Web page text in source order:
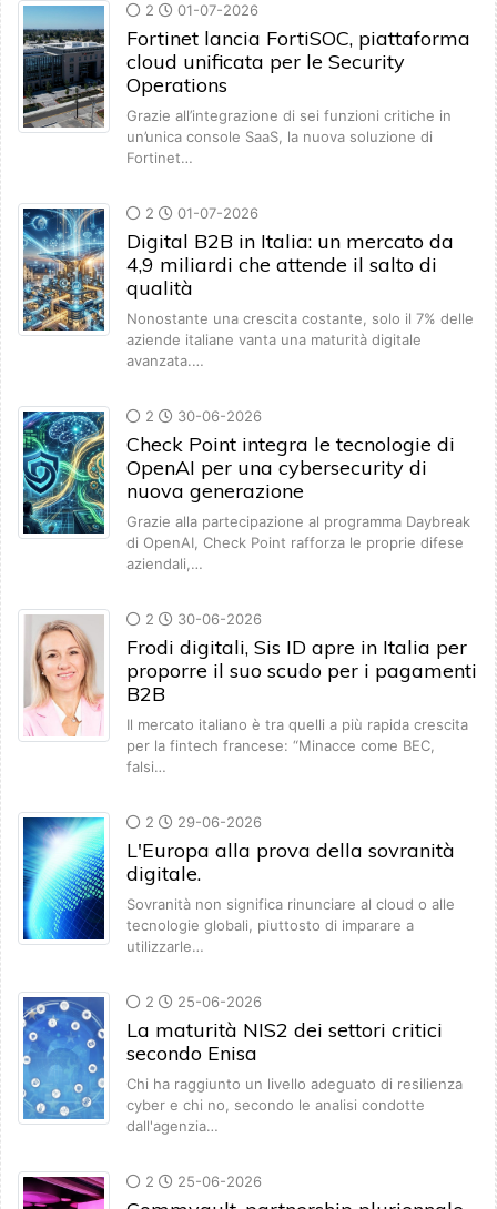
2 01-07-2026
Fortinet lancia FortiSOC, piattaforma
cloud unificata per le Security
Operations
Grazie all’integrazione di sei funzioni critiche in
un’unica console SaaS, la nuova soluzione di
Fortinet…
2 01-07-2026
Digital B2B in Italia: un mercato da
4,9 miliardi che attende il salto di
qualità
Nonostante una crescita costante, solo il 7% delle
aziende italiane vanta una maturità digitale
avanzata.…
2 30-06-2026
Check Point integra le tecnologie di
OpenAI per una cybersecurity di
nuova generazione
Grazie alla partecipazione al programma Daybreak
di OpenAI, Check Point rafforza le proprie difese
aziendali,…
2 30-06-2026
Frodi digitali, Sis ID apre in Italia per
proporre il suo scudo per i pagamenti
B2B
Il mercato italiano è tra quelli a più rapida crescita
per la fintech francese: “Minacce come BEC,
falsi…
2 29-06-2026
L'Europa alla prova della sovranità
digitale.
Sovranità non significa rinunciare al cloud o alle
tecnologie globali, piuttosto di imparare a
utilizzarle…
2 25-06-2026
La maturità NIS2 dei settori critici
secondo Enisa
Chi ha raggiunto un livello adeguato di resilienza
cyber e chi no, secondo le analisi condotte
dall'agenzia…
2 25-06-2026